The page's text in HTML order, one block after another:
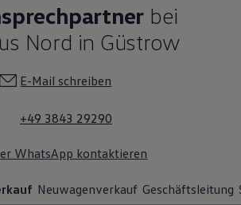
und Ladekabel
für Ihr Modell finden
und Fahrzeug verbinden
für Software, Karten und Radio
Kundenbetreuung
und Kontrollleuchten
Betriebsanleitung
bei
Nord in Güstrow
E-Mail schreiben
+49 3843 29290
WhatsApp kontaktieren
Neuwagenverkauf Geschäftsleitung